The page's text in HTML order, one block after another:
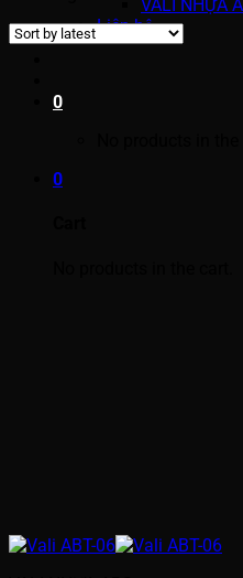
VALI NHỰA
Liên hệ
0
0